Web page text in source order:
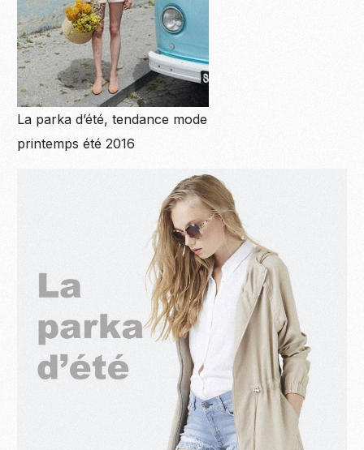
La parka d’été, tendance mode
printemps été 2016